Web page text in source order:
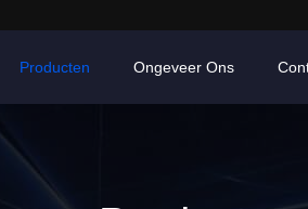
Producten Ongeveer Ons